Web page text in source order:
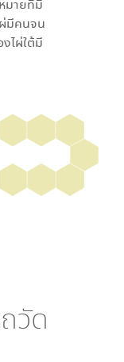
มายที่มี
มีคนจน
ไผ่ใต้มี
วัด